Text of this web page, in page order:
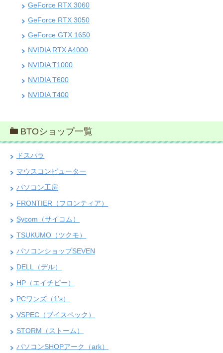
GeForce RTX 3060
GeForce RTX 3050
GeForce GTX 1650
NVIDIA RTX A4000
NVIDIA T1000
NVIDIA T600
NVIDIA T400
BTOショップ一覧
ドスパラ
マウスコンピューター
パソコン工房
FRONTIER（フロンティア）
Sycom（サイコム）
TSUKUMO（ツクモ）
パソコンショップSEVEN
DELL（デル）
HP（エイチピー）
PCワンズ（1’s）
VSPEC（ブイスペック）
STORM（ストーム）
パソコンSHOPアーク（ark）